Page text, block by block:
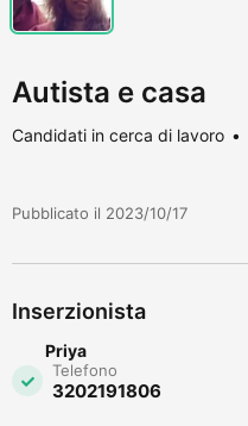
Autista e casa
Candidati in cerca di lavoro
Pubblicato il 2023/10/17
Inserzionista
Priya
Telefono
3202191806